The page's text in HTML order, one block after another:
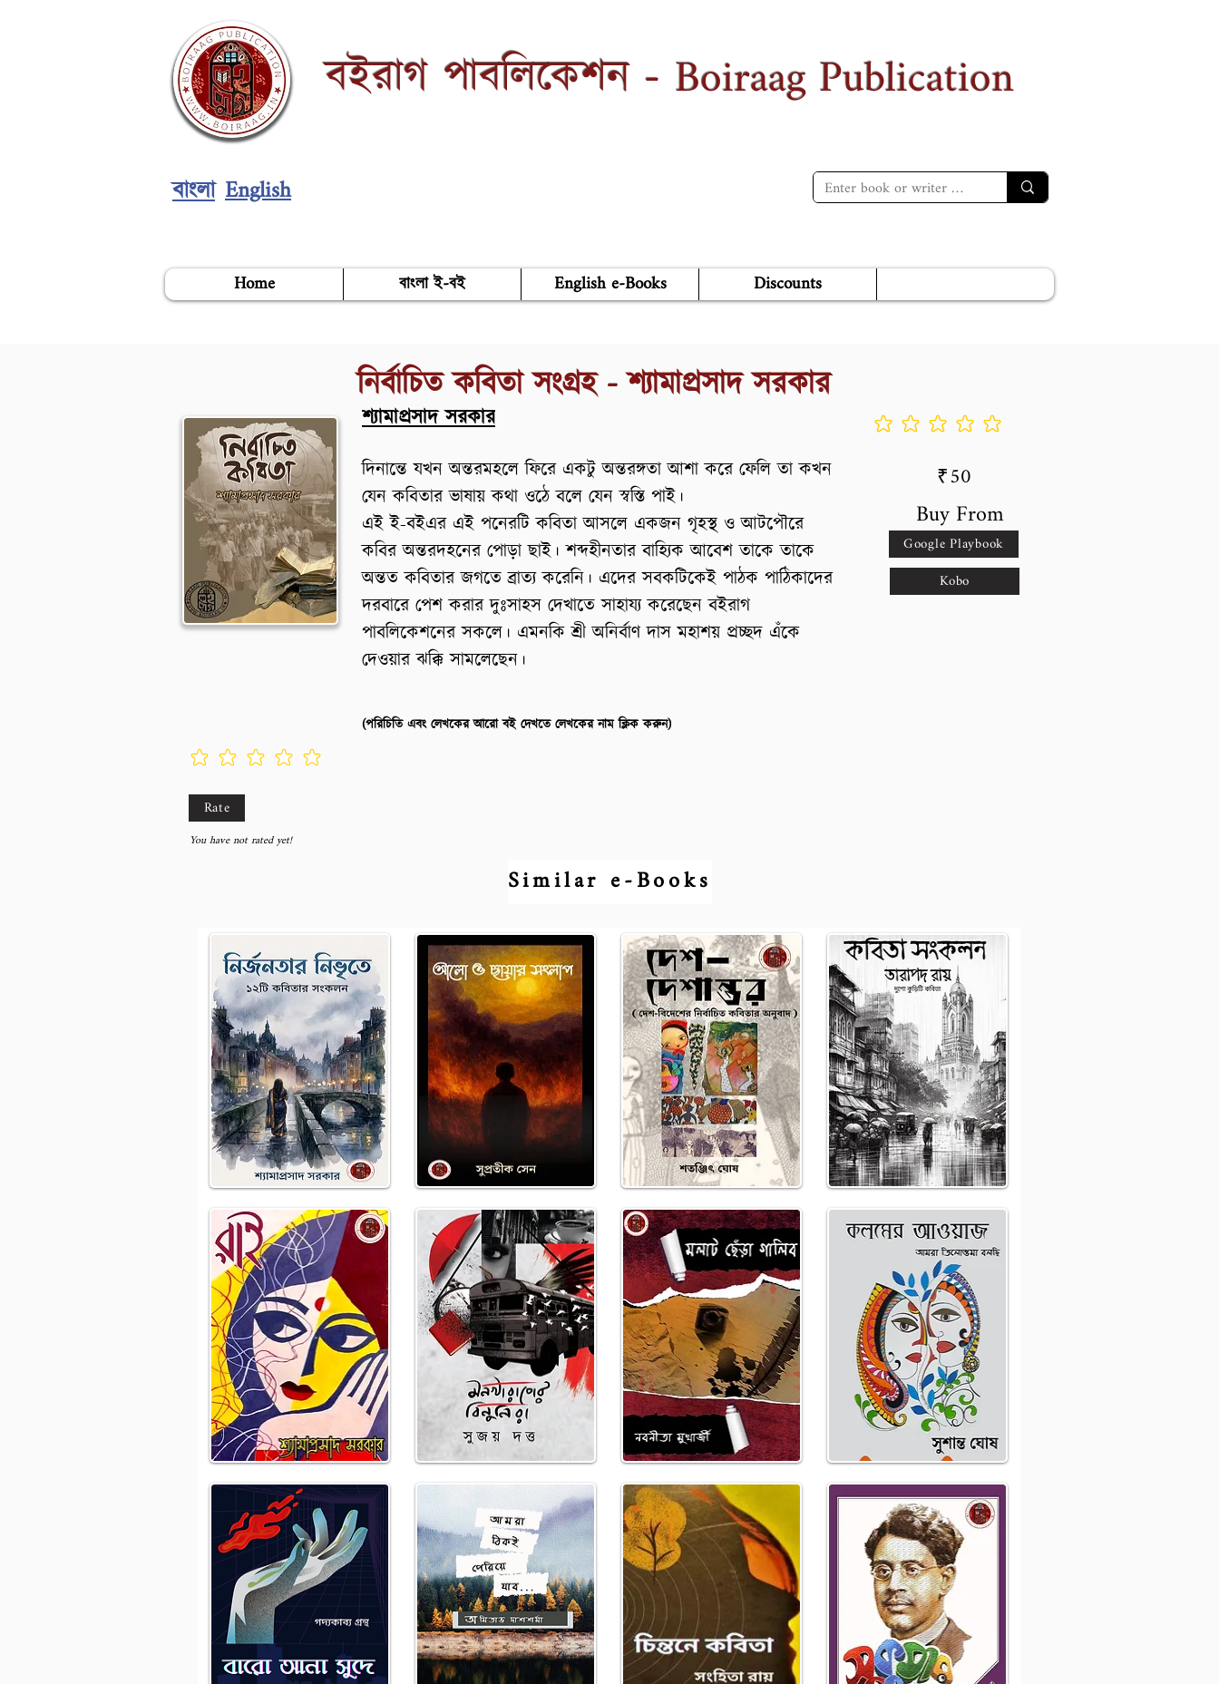
বইরাগ পাবলিকেশন - Boiraag Publication
বাংলা English
Home বাংলা ই-বই English e-Books Discounts
নির্বাচিত কবিতা সংগ্রহ - শ্যামাপ্রসাদ সরকার
শ্যামাপ্রসাদ সরকার No ratings yet
দিনান্তে যখন অন্তরমহলে ফিরে একটু অন্তরঙ্গতা আশা করে ফেলি তা কখন
যেন কবিতার ভাষায় কথা ওঠে বলে যেন স্বস্তি পাই।
এই ই-বইএর এই পনেরটি কবিতা আসলে একজন গৃহস্থ ও আটপৌরে
কবির অন্তরদহনের পোড়া ছাই। শব্দহীনতার বাহ্যিক আবেশ তাকে তাকে
অন্তত কবিতার জগতে ব্রাত্য করেনি। এদের সবকটিকেই পাঠক পাঠিকাদের
দরবারে পেশ করার দুঃসাহস দেখাতে সাহায্য করেছেন বইরাগ
পাবলিকেশনের সকলে। এমনকি শ্রী অনির্বাণ দাস মহাশয় প্রচ্ছদ এঁকে
দেওয়ার ঝক্কি সামলেছেন।
₹50
Buy From
Google Playbook
Kobo
(পরিচিতি এবং লেখকের আরো বই দেখতে লেখকের নাম ক্লিক করুন)
Rate
You have not rated yet!
Similar e-Books